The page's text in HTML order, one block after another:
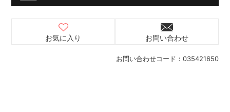
お問い合わせコード： 035421650
お気に入り お問い合わせ